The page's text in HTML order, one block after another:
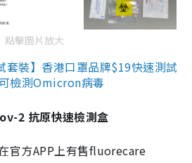
點擊圖片放大
套裝】香港口罩品牌$19快速測試
檢測Omicron病毒
2 抗原快速檢測盒
官方APP上有售fluorecare